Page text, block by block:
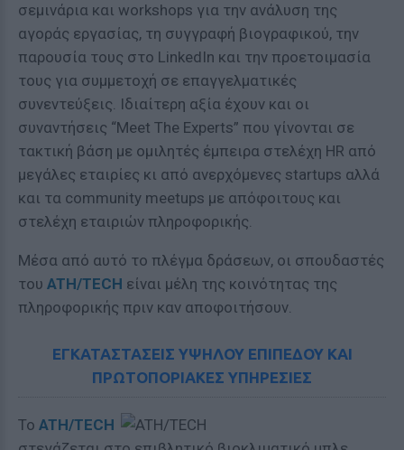
σεμινάρια και workshops για την ανάλυση της
αγοράς εργασίας, τη συγγραφή βιογραφικού, την
παρουσία τους στο LinkedIn και την προετοιμασία
τους για συμμετοχή σε επαγγελματικές
συνεντεύξεις. Ιδιαίτερη αξία έχουν και οι
συναντήσεις “Meet The Experts” που γίνονται σε
τακτική βάση με ομιλητές έμπειρα στελέχη HR από
μεγάλες εταιρίες κι από ανερχόμενες startups αλλά
και τα community meetups με απόφοιτους και
στελέχη εταιριών πληροφορικής.
Μέσα από αυτό το πλέγμα δράσεων, οι σπουδαστές
του ATH/TECH είναι μέλη της κοινότητας της
πληροφορικής πριν καν αποφοιτήσουν.
ΕΓΚΑΤΑΣΤΑΣΕΙΣ ΥΨΗΛΟΥ ΕΠΙΠΕΔΟΥ ΚΑΙ
ΠΡΩΤΟΠΟΡΙΑΚΕΣ ΥΠΗΡΕΣΙΕΣ
Το ATH/TECH